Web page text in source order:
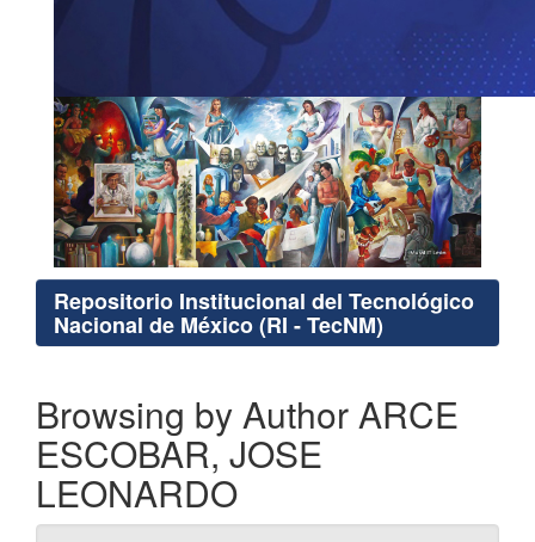
Repositorio Institucional del Tecnológico
Nacional de México (RI - TecNM)
Browsing by Author ARCE
ESCOBAR, JOSE
LEONARDO